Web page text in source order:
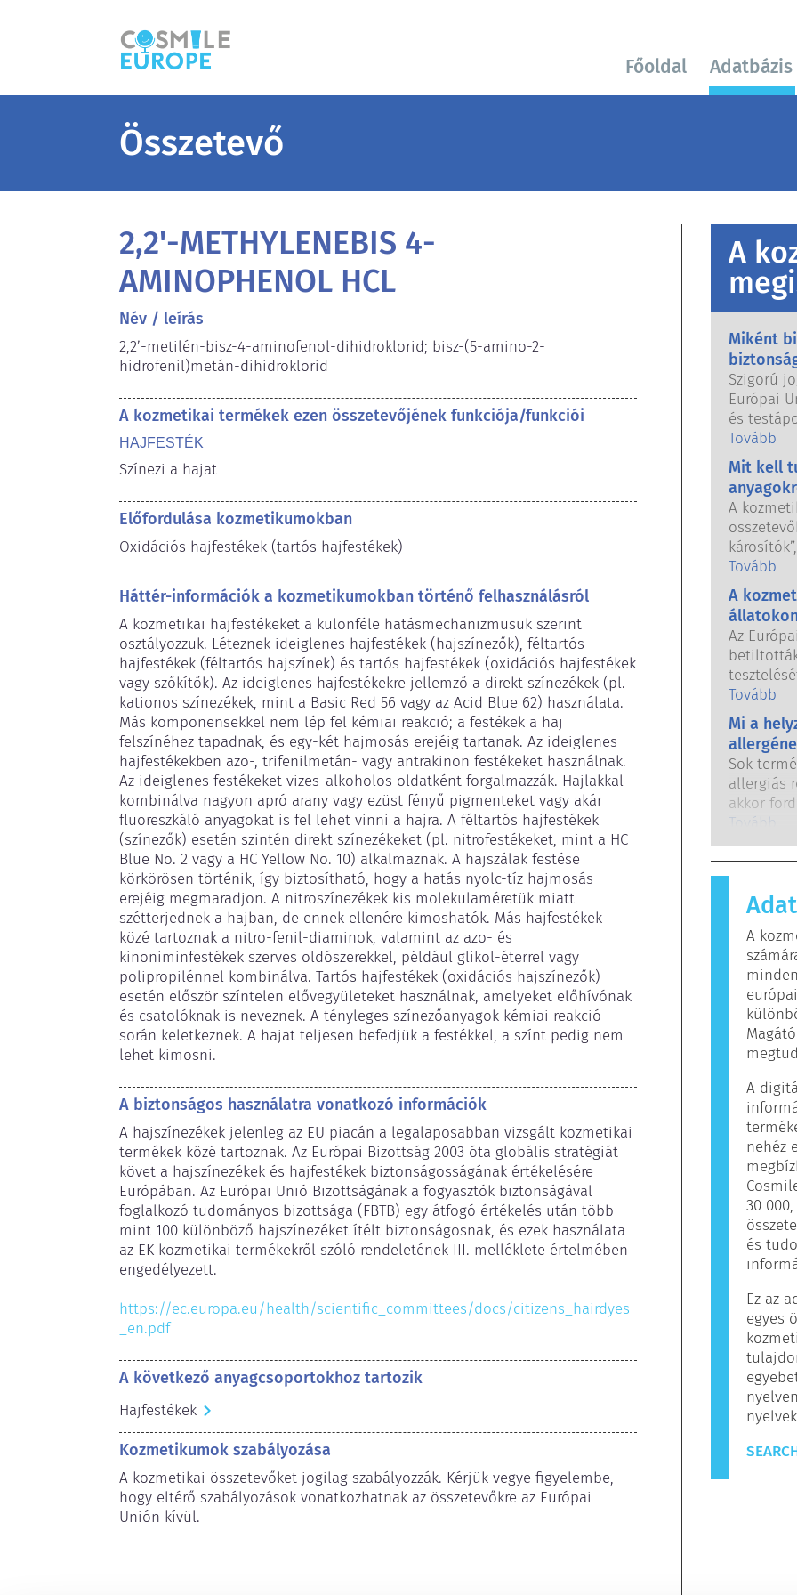
Főoldal Adatbázis
Összetevő
2,2'-METHYLENEBIS 4-
AMINOPHENOL HCL
Név / leírás
2,2’-metilén-bisz-4-aminofenol-dihidroklorid; bisz-(5-amino-2-
hidrofenil)metán-dihidroklorid
A kozmetikai termékek ezen összetevőjének funkciója/funkciói
HAJFESTÉK
Színezi a hajat
Előfordulása kozmetikumokban
Oxidációs hajfestékek (tartós hajfestékek)
Háttér-információk a kozmetikumokban történő felhasználásról
A kozmetikai hajfestékeket a különféle hatásmechanizmusuk szerint
osztályozzuk. Léteznek ideiglenes hajfestékek (hajszínezők), féltartós
hajfestékek (féltartós hajszínek) és tartós hajfestékek (oxidációs hajfestékek
vagy szőkítők). Az ideiglenes hajfestékekre jellemző a direkt színezékek (pl.
kationos színezékek, mint a Basic Red 56 vagy az Acid Blue 62) használata.
Más komponensekkel nem lép fel kémiai reakció; a festékek a haj
felszínéhez tapadnak, és egy-két hajmosás erejéig tartanak. Az ideiglenes
hajfestékekben azo-, trifenilmetán- vagy antrakinon festékeket használnak.
Az ideiglenes festékeket vizes-alkoholos oldatként forgalmazzák. Hajlakkal
kombinálva nagyon apró arany vagy ezüst fényű pigmenteket vagy akár
fluoreszkáló anyagokat is fel lehet vinni a hajra. A féltartós hajfestékek
(színezők) esetén szintén direkt színezékeket (pl. nitrofestékeket, mint a HC
Blue No. 2 vagy a HC Yellow No. 10) alkalmaznak. A hajszálak festése
körkörösen történik, így biztosítható, hogy a hatás nyolc-tíz hajmosás
erejéig megmaradjon. A nitroszínezékek kis molekulaméretük miatt
szétterjednek a hajban, de ennek ellenére kimoshatók. Más hajfestékek
közé tartoznak a nitro-fenil-diaminok, valamint az azo- és
kinoniminfestékek szerves oldószerekkel, például glikol-éterrel vagy
polipropilénnel kombinálva. Tartós hajfestékek (oxidációs hajszínezők)
esetén először színtelen elővegyületeket használnak, amelyeket előhívónak
és csatolóknak is neveznek. A tényleges színezőanyagok kémiai reakció
során keletkeznek. A hajat teljesen befedjük a festékkel, a színt pedig nem
lehet kimosni.
A biztonságos használatra vonatkozó információk
A hajszínezékek jelenleg az EU piacán a legalaposabban vizsgált kozmetikai
termékek közé tartoznak. Az Európai Bizottság 2003 óta globális stratégiát
követ a hajszínezékek és hajfestékek biztonságosságának értékelésére
Európában. Az Európai Unió Bizottságának a fogyasztók biztonságával
foglalkozó tudományos bizottsága (FBTB) egy átfogó értékelés után több
mint 100 különböző hajszínezéket ítélt biztonságosnak, és ezek használata
az EK kozmetikai termékekről szóló rendeletének III. melléklete értelmében
engedélyezett.
https://ec.europa.eu/health/scientific_committees/docs/citizens_hairdyes
_en.pdf
A következő anyagcsoportokhoz tartozik
Hajfestékek
Kozmetikumok szabályozása
A kozmetikai összetevőket jogilag szabályozzák. Kérjük vegye figyelembe,
hogy eltérő szabályozások vonatkozhatnak az összetevőkre az Európai
Unión kívül.
A
Miként
Szigorú
Európai
és
országos
közösen
Tovább
Mit kell
A
azért,
hormont,
anyag,
nagyon
hogy
A
elvégzett
összes
Tovább
A
Az
tilalom
fogott,
Tovább
Mi a
Sok
allergiás
akkor
amelyek
anyagot
és
számára
azt,
Tovább
A
A
nehéz
30
és
Ez az
egyes